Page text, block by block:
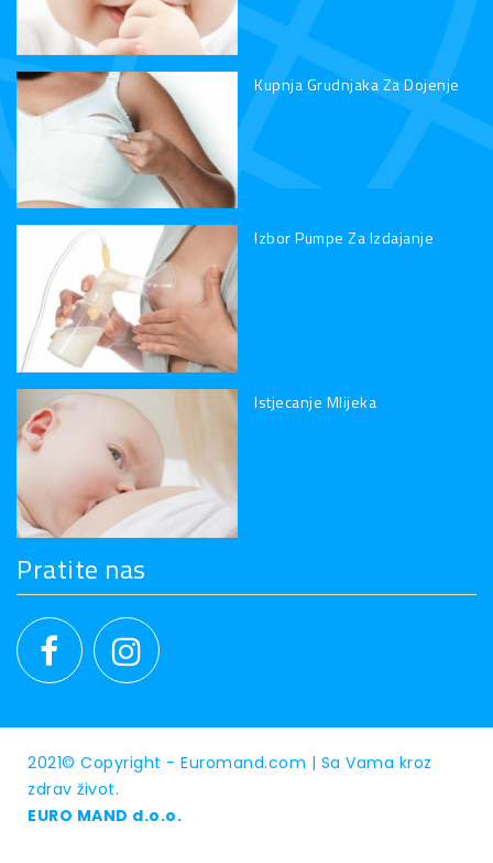
Kupnja Grudnjaka Za Dojenje
Izbor Pumpe Za Izdajanje
Istjecanje Mlijeka
Pratite nas
2021© Copyright - Euromand.com | Sa Vama kroz
zdrav život.
EURO MAND d.o.o.